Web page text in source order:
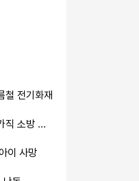
철 전기화재
직 소방 개혁 시급
이 사망